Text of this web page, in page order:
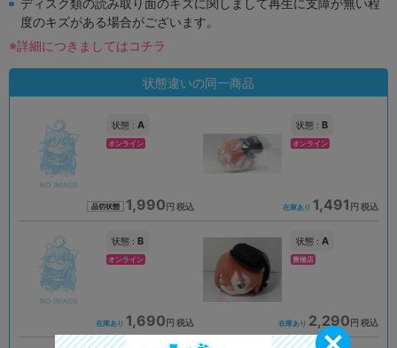
ディスク類の読み取り面のキズに関しまして再生に支障が無い程
度のキズがある場合がございます。
※詳細につきましてはコチラ
状態違いの同一商品
状態 : A
オンライン
品切状態 1,990円 税込
状態 : B
オンライン
在庫あり 1,491 円 税込
状態 : B
オンライン
在庫あり 1,690円 税込
状態 : A
豊橋店
在庫あり 2,290円 税込